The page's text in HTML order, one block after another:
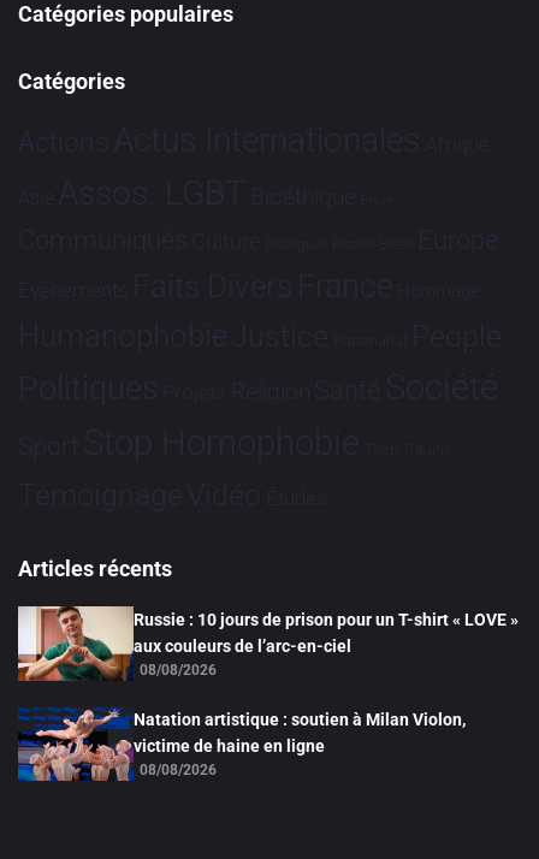
Catégories populaires
Catégories
Actions Actus Internationales Afrique
Asie Assos. LGBT Bioéthique Brève
Communiqués Culture Dialogues France-Brésil Europe
Evénements Faits Divers France Hommage
HumanophobieJustice Partenariat People
Politiques Projets Religion Santé Société
Sport Stop Homophobie Tech Tribune
TémoignageVidéo Études
Articles récents
Russie : 10 jours de prison pour un T-shirt « LOVE »
aux couleurs de l’arc-en-ciel
08/08/2026
Natation artistique : soutien à Milan Violon,
victime de haine en ligne
08/08/2026